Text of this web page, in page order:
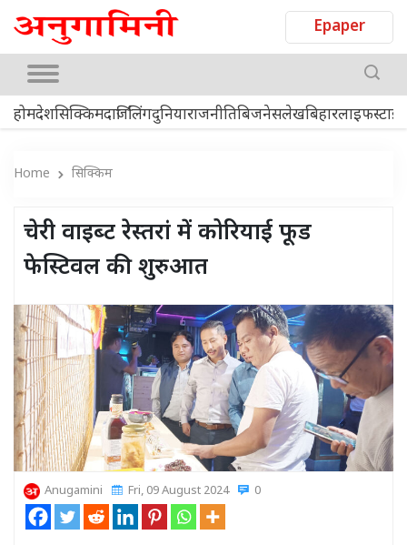
Epaper
होमदेशसिक्किमदार्जिलिंगदुनियाराजनीतिबिजनेसलेखबिहार
Home सिक्किम
चेरी वाइब्ट रेस्‍तरां में कोरियाई फूड
फेस्टिवल की शुरुआत
Anugamini Fri, 09 August 2024 0